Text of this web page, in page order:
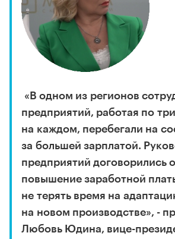
«В одном из регионов
предприятий, работая по
на каждом, перебегали на
за большей зарплатой.
предприятий договорились
повышение заработной
не терять время на
на новом производстве», -
Любовь Юдина, вице-